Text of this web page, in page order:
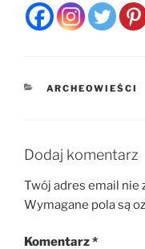
KATEGORIE
ARCHEOWIEŚCI
Dodaj komentarz
Twój adres email nie
Wymagane pola są
Komentarz*